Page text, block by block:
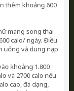
thêm khoảng 600
mang song thai
calo/ ngày. Điều
uống và dung nạp
khoảng 1.800
và 2700 calo nếu
cao, đa dạng,